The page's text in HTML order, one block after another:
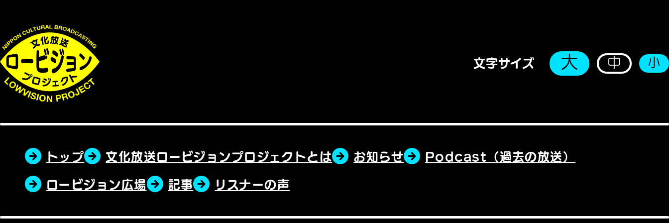
文字サイズ 大 中 小
トップ 文化放送ロービジョンプロジェクトとは お知らせ Podcast（過去の放送）
ロービジョン広場 記事 リスナーの声